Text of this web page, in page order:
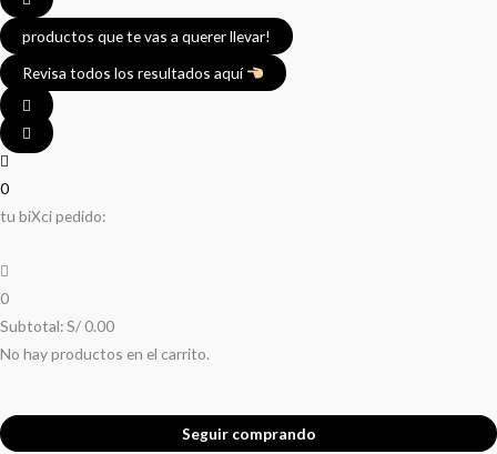
productos que te vas a querer llevar!
Revisa todos los resultados aquí
0
tu biXci pedido:
0
Subtotal:S/ 0.00
No hay productos en el carrito.
Seguir comprando